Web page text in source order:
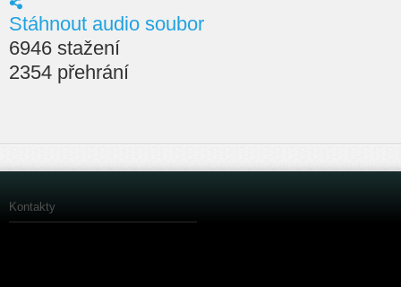
Stáhnout audio soubor
6946 stažení
2354 přehrání
Kontakty